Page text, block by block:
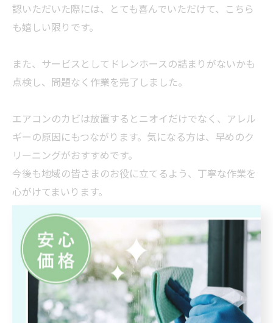
認いただいた際には、とても喜んでいただけて、こちら
も嬉しい限りです。
また、サービスとしてドレンホースの詰まりがないかも
点検し、問題なく作業を完了しました。
エアコンのカビは放置するとニオイだけでなく、アレル
ギーの原因にもつながります。気になる方は、早めのク
リーニングがおすすめです。
今後も地域の皆さまのお役に立てるよう、丁寧な作業を
心がけてまいります。
< 前のページ 一覧に戻る